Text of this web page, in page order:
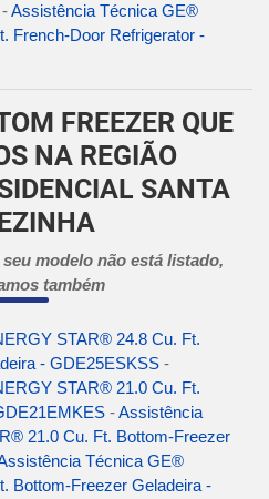
-Assistência Técnica GE®
French-Door Refrigerator -
FREEZER QUE
NA REGIÃO
SANTA
modelo não está listado,
também
STAR® 24.8 Cu. Ft.
- GDE25ESKSS -
STAR® 21.0 Cu. Ft.
-Assistência
21.0 Cu. Ft. Bottom-Freezer
Técnica GE®
Bottom-Freezer Geladeira -